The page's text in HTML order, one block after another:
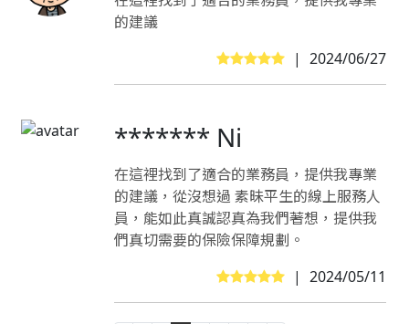
的建議
| 2024/06/27
******* Ni
在這裡找到了適合的業務員，提供我專業
的建議，從沒想過 素昧平生的線上服務人
員，能如此真誠認真為我們著想，提供我
們真切需要的保險保障規劃。
| 2024/05/11